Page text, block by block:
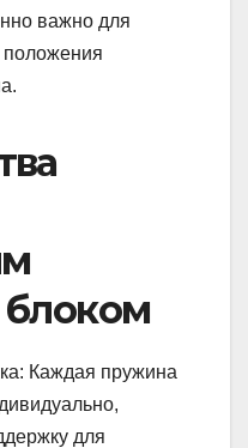
важно для
положения
Каждая пружина
для